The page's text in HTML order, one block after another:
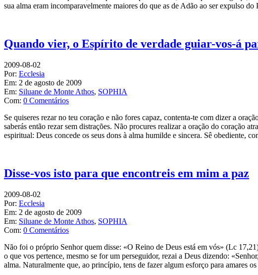
sua alma eram incomparavelmente maiores do que as de Adão ao ser expulso
Quando vier, o Espírito de verdade guiar-vos-á
2009-08-02
Por: Ecclesia
Em: 2 de agosto de 2009
Em: Siluane de Monte Athos, SOPHIA
Com: 0 Comentários
Se quiseres rezar no teu coração e não fores capaz, contenta-te com dizer a
saberás então rezar sem distrações. Não procures realizar a oração do coração
espiritual: Deus concede os seus dons à alma humilde e sincera. Sê obediente,
Disse-vos isto para que encontreis em mim a paz
2009-08-02
Por: Ecclesia
Em: 2 de agosto de 2009
Em: Siluane de Monte Athos, SOPHIA
Com: 0 Comentários
Não foi o próprio Senhor quem disse: «O Reino de Deus está em vós» (Lc
o que vos pertence, mesmo se for um perseguidor, rezai a Deus dizendo:
alma. Naturalmente que, ao princípio, tens de fazer algum esforço para amares